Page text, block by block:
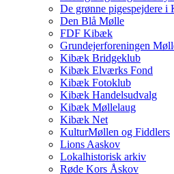
De grønne pigespejdere
Den Blå Mølle
FDF Kibæk
Grundejerforeningen
Kibæk Bridgeklub
Kibæk Elværks Fond
Kibæk Fotoklub
Kibæk Handelsudvalg
Kibæk Møllelaug
Kibæk Net
KulturMøllen og Fiddlers
Lions Aaskov
Lokalhistorisk arkiv
Røde Kors Åskov